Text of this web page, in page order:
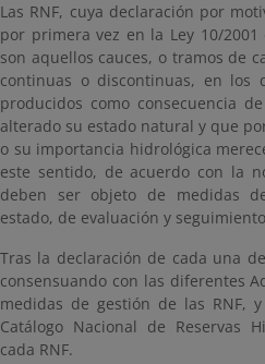
Las RNF, cuya declaración por
por primera vez en la Ley 10/
son aquellos cauces, o tramos de
continuas o discontinuas, en los
producidos como consecuencia
alterado su estado natural y que
o su importancia hidrológica
este sentido, de acuerdo con la
deben ser objeto de medidas
estado, de evaluación y
Tras la declaración de cada una
consensuando con las diferentes
medidas de gestión de las RNF,
Catálogo Nacional de Reservas
cada RNF.